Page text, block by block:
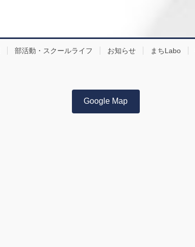
部活動・スクールライフ お知らせ まちLabo
Google Map